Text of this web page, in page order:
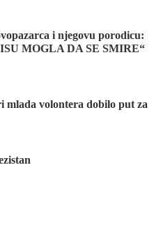
i njegovu porodicu:
MOGLA DA SE SMIRE“
mlada volontera dobilo put za